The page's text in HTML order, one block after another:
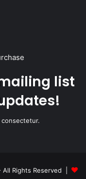
list
Rights Reserved |